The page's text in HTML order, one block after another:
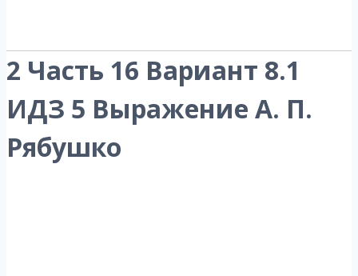
2 Часть 16 Вариант 8.1
ИДЗ 5 Выражение А. П.
Рябушко